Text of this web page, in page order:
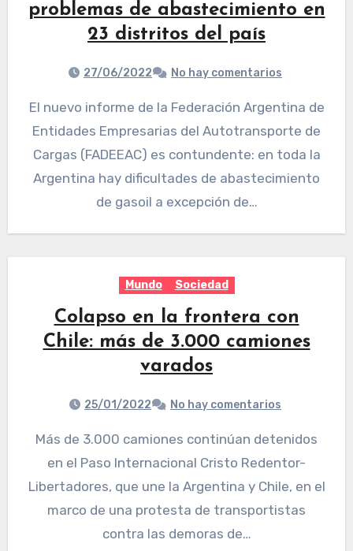
problemas de abastecimiento en
23 distritos del país
27/06/2022 No hay comentarios
El nuevo informe de la Federación Argentina de
Entidades Empresarias del Autotransporte de
Cargas (FADEEAC) es contundente: en toda la
Argentina hay dificultades de abastecimiento
de gasoil a excepción de…
Mundo Sociedad
Colapso en la frontera con
Chile: más de 3.000 camiones
varados
25/01/2022 No hay comentarios
Más de 3.000 camiones continúan detenidos
en el Paso Internacional Cristo Redentor-
Libertadores, que une la Argentina y Chile, en el
marco de una protesta de transportistas
contra las demoras de…